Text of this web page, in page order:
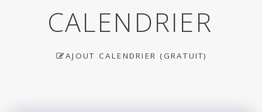
CALENDRIER
AJOUT CALENDRIER (GRATUIT)